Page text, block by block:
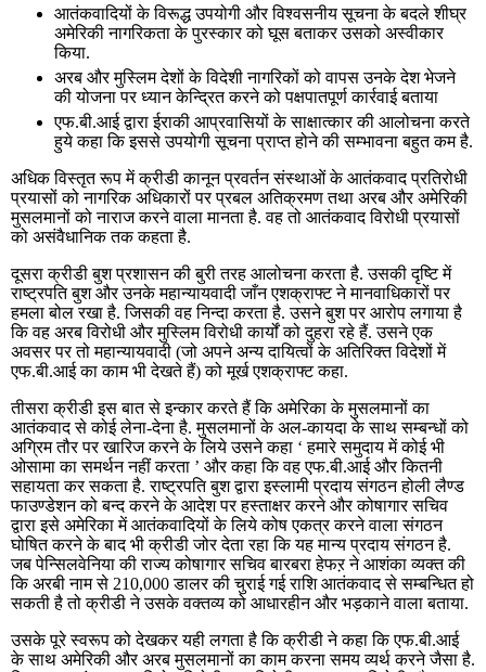
आतंकवादियों के विरूद्ध उपयोगी और विश्वसनीय सूचना के बदले शीघ्र
अमेरिकी नागरिकता के पुरस्कार को घूस बताकर उसको अस्वीकार
किया.
अरब और मुस्लिम देशों के विदेशी नागरिकों को वापस उनके देश भेजने
की योजना पर ध्यान केन्द्रित करने को पक्षपातपूर्ण कार्रवाई बताया
एफ.बी.आई द्वारा ईराकी आप्रवासियों के साक्षात्कार की आलोचना करते
हुये कहा कि इससे उपयोगी सूचना प्राप्त होने की सम्भावना बहुत कम है.
अधिक विस्तृत रूप में क्रीडी कानून प्रवर्तन संस्थाओं के आतंकवाद प्रतिरोधी
प्रयासों को नागरिक अधिकारों पर प्रबल अतिक्रमण तथा अरब और अमेरिकी
मुसलमानों को नाराज करने वाला मानता है. वह तो आतंकवाद विरोधी प्रयासों
को असंवैधानिक तक कहता है.
दूसरा क्रीडी बुश प्रशासन की बुरी तरह आलोचना करता है. उसकी दृष्टि में
राष्ट्रपति बुश और उनके महान्यायवादी जाँन एशक्राफ्ट ने मानवाधिकारों पर
हमला बोल रखा है. जिसकी वह निन्दा करता है. उसने बुश पर आरोप लगाया है
कि वह अरब विरोधी और मुस्लिम विरोधी कार्यों को दुहरा रहे हैं. उसने एक
अवसर पर तो महान्यायवादी (जो अपने अन्य दायित्वों के अतिरिक्त विदेशों में
एफ.बी.आई का काम भी देखते हैं) को मूर्ख एशक्राफ्ट कहा.
तीसरा क्रीडी इस बात से इन्कार करते हैं कि अमेरिका के मुसलमानों का
आतंकवाद से कोई लेना-देना है. मुसलमानों के अल-कायदा के साथ सम्बन्धों को
अग्रिम तौर पर खारिज करने के लिये उसने कहा ‘ हमारे समुदाय में कोई भी
ओसामा का समर्थन नहीं करता ’ और कहा कि वह एफ.बी.आई और कितनी
सहायता कर सकता है. राष्ट्रपति बुश द्वारा इस्लामी प्रदाय संगठन होली लैण्ड
फाउण्डेशन को बन्द करने के आदेश पर हस्ताक्षर करने और कोषागार सचिव
द्वारा इसे अमेरिका में आतंकवादियों के लिये कोष एकत्र करने वाला संगठन
घोषित करने के बाद भी क्रीडी जोर देता रहा कि यह मान्य प्रदाय संगठन है.
जब पेन्सिलवेनिया की राज्य कोषागार सचिव बारबरा हेफऱ ने आशंका व्यक्त की
कि अरबी नाम से 210,000 डालर की चुराई गई राशि आतंकवाद से सम्बन्धित हो
सकती है तो क्रीडी ने उसके वक्तव्य को आधारहीन और भड़काने वाला बताया.
उसके पूरे स्वरूप को देखकर यही लगता है कि क्रीडी ने कहा कि एफ.बी.आई
के साथ अमेरिकी और अरब मुसलमानों का काम करना समय व्यर्थ करने जैसा है.